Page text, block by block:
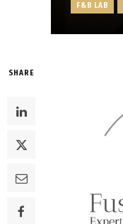
F&B LAB
SHARE